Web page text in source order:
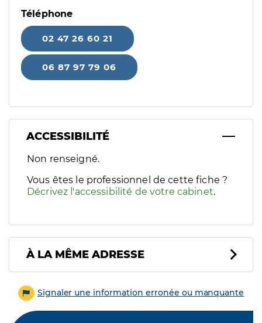
Téléphone
02 47 26 60 21
06 87 97 79 06
ACCESSIBILITÉ
Filtres
Sélectionnez un ou plusieurs handicaps/besoins
Non renseigné.
Vous êtes le professionnel de cette fiche ?
Décrivez l'accessibilité de votre cabinet.
À LA MÊME ADRESSE
Signaler une information erronée ou manquante